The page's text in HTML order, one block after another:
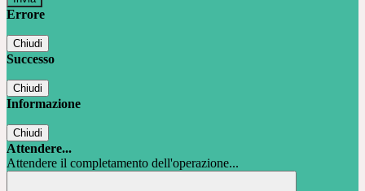
Errore
Chiudi
Successo
Chiudi
Informazione
Chiudi
Attendere...
Attendere il completamento dell'operazione...